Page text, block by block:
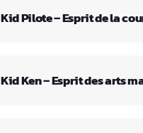
Kid Pilote – Esprit de la
Kid Ken – Esprit des arts